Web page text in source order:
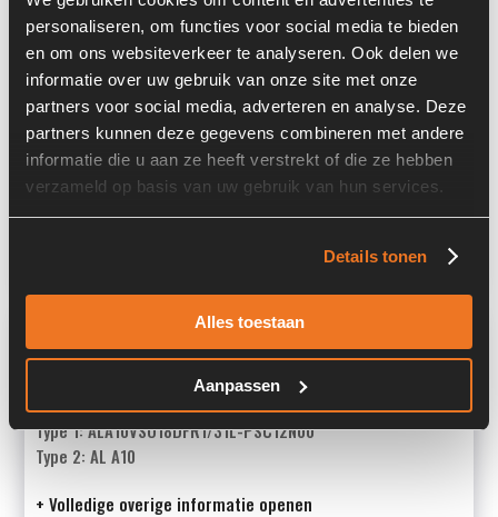
personaliseren, om functies voor social media te bieden
en om ons websiteverkeer te analyseren. Ook delen we
informatie over uw gebruik van onze site met onze
partners voor social media, adverteren en analyse. Deze
partners kunnen deze gegevens combineren met andere
informatie die u aan ze heeft verstrekt of die ze hebben
verzameld op basis van uw gebruik van hun services.
Details tonen
Alles toestaan
Aanpassen
Locatie:
4I6I
Serienummer:
30427698
Past op de volgende machines:
Vögele SUPER 1600-1 / 1600-2 / 1600-3 / 1603-1 / 1603-2 /
1603-3 / 1800-1 / 1800-2 / 1800-3 / 1803-1 / 1803-2 /
1803-3
Stock number: 6141-005-12
Brand: Rexroth
Type 1: ALA10VSO18DFR1/31L-PSC12N00
Type 2: AL A10
+ Volledige overige informatie openen